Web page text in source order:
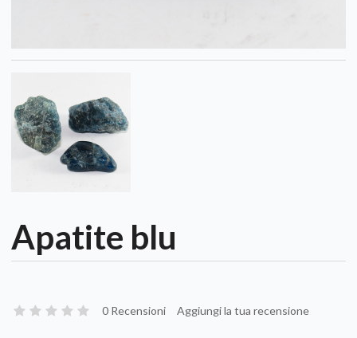
Apatite blu
0 Recensioni Aggiungi la tua recensione